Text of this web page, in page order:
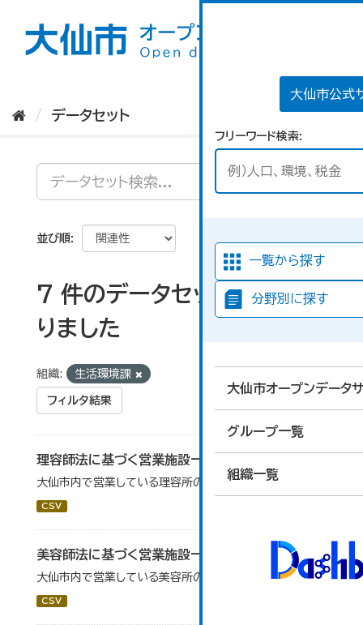
大仙市公式
フリーワード検索
一覧から探す
分野別に探す
大仙市オープンデータ
グループ一覧
組織一覧
データセット
並び順
7 件のデータセットが見つか
りました
組織: 生活環境課
フィルタ結果
理容師法に基づく営業施設一覧
大仙市内で営業している理容所の一覧を掲載します。
CSV
美容師法に基づく営業施設一覧
大仙市内で営業している美容所の一覧を掲載します。
CSV